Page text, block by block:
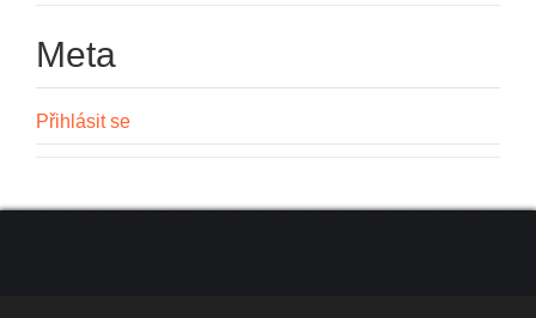
Meta
Přihlásit se